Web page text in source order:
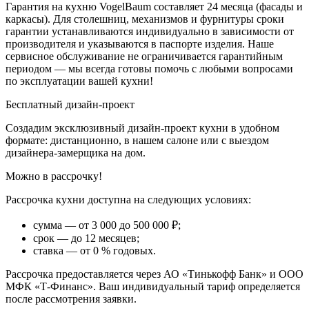
БУК
АРТИЗАН
ТАХО
ДУБ
ВИНТАЖ
ОКСИД
Гарантия на кухню VogelBaum составляет 24 месяца (фасады и
каркасы). Для столешниц, механизмов и фурнитуры сроки
гарантии устанавливаются индивидуально в зависимости от
производителя и указываются в паспорте изделия. Наше
сервисное обслуживание не ограничивается гарантийным
периодом — мы всегда готовы помочь с любыми вопросами
по эксплуатации вашей кухни!
Бесплатный дизайн-проект
Создадим эксклюзивный дизайн-проект кухни в удобном
формате: дистанционно, в нашем салоне или с выездом
дизайнера-замерщика на дом.
Можно в рассрочку!
Рассрочка кухни доступна на следующих условиях:
сумма — от 3 000 до 500 000 ₽;
срок — до 12 месяцев;
ставка — от 0 % годовых.
Рассрочка предоставляется через АО «Тинькофф Банк» и ООО
МФК «Т-Финанс». Ваш индивидуальный тариф определяется
после рассмотрения заявки.